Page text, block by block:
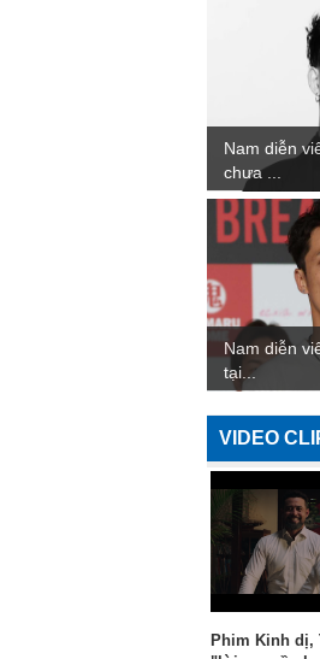
Nam diễn
chưa ...
Nam diễn
tại...
VIDEO
Phim Kinh dị,